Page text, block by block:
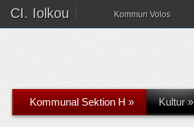
CI. Iolkou Kommun Volos
Kommunal Sektion H » Kultur»